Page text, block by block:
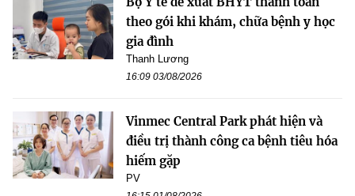
theo gói khi khám, chữa bệnh y học
gia đình
Thanh Lương
16:09 03/08/2026
Vinmec Central Park phát hiện và
điều trị thành công ca bệnh tiêu hóa
hiếm gặp
PV